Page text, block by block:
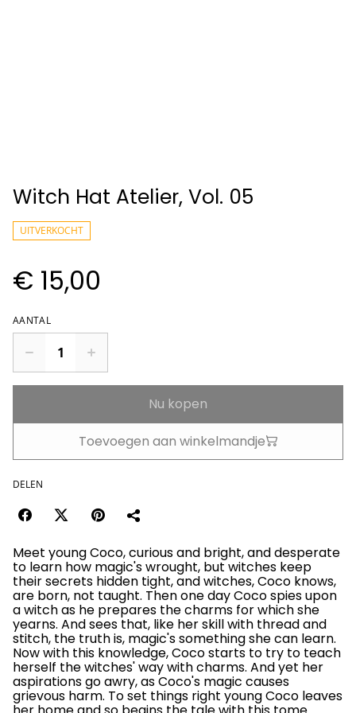
Witch Hat Atelier, Vol. 05
UITVERKOCHT
€ 15,00
AANTAL
Nu kopen
Toevoegen aan winkelmandje
DELEN
Meet young Coco, curious and bright, and desperate
to learn how magic's wrought, but witches keep
their secrets hidden tight, and witches, Coco knows,
are born, not taught. Then one day Coco spies upon
a witch as he prepares the charms for which she
yearns. And sees that, like her skill with thread and
stitch, the truth is, magic's something she can learn.
Now with this knowledge, Coco starts to try to teach
herself the witches' way with charms. And yet her
aspirations go awry, as Coco's magic causes
grievous harm. To set things right young Coco leaves